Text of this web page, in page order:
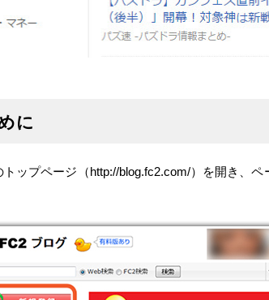
に
トップページ（http://blog.fc2.com/）を開き、